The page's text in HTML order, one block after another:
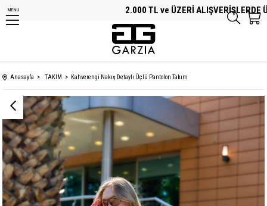
2.000 TL ve ÜZERİ ALIŞVERİŞLERDE
MENU
Anasayfa TAKIM Kahverengi Nakış Detaylı Üçlü Pantolon Takım